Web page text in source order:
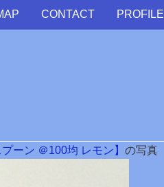
CONTACT PROFILE
ーン ＠100均 レモン】 の写真